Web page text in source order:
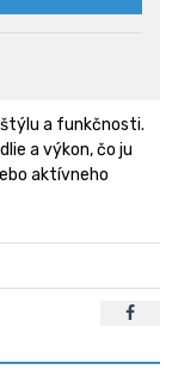
štýlu a funkčnosti.
a výkon, čo ju
aktívneho